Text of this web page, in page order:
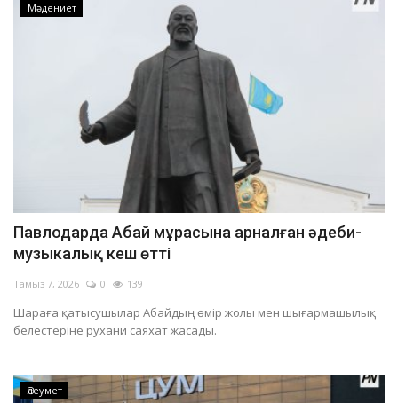
Мәдениет
Павлодарда Абай мұрасына арналған әдеби-
музыкалық кеш өтті
Тамыз 7, 2026 0 139
Шараға қатысушылар Абайдың өмір жолы мен шығармашылық
белестеріне рухани саяхат жасады.
Әлеумет